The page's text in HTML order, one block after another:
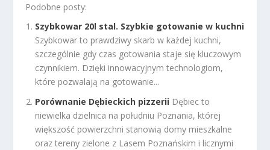
Podobne posty:
Szybkowar 20l stal. Szybkie gotowanie w kuchni
Szybkowar to prawdziwy skarb w każdej kuchni,
szczególnie gdy czas gotowania staje się kluczowym
czynnikiem. Dzięki innowacyjnym technologiom,
które pozwalają na gotowanie...
Porównanie Dębieckich pizzerii Dębiec to
niewielka dzielnica na południu Poznania, której
większość powierzchni stanowią domy mieszkalne
oraz tereny zielone z Lasem Poznańskim i licznymi